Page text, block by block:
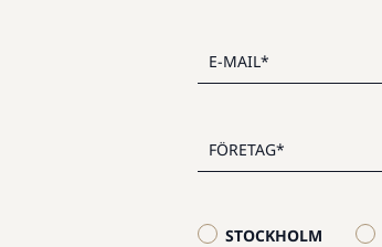
STOCKHOLM